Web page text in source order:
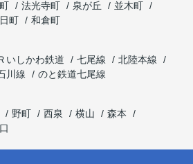
法光寺町 泉が丘
並木町
町
和倉町
いしかわ鉄道 七尾線
北陸本線
川線
のと鉄道七尾線
野町 西泉 横山
森本